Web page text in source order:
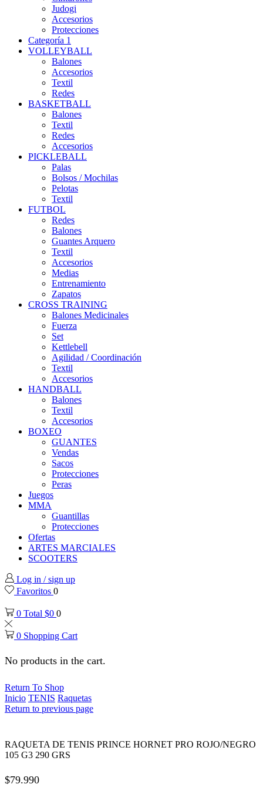
Judogi
Accesorios
Protecciones
Categoría 1
VOLLEYBALL
Balones
Accesorios
Textil
Redes
BASKETBALL
Balones
Textil
Redes
Accesorios
PICKLEBALL
Palas
Bolsos / Mochilas
Pelotas
Textil
FUTBOL
Redes
Balones
Guantes Arquero
Textil
Accesorios
Medias
Entrenamiento
Zapatos
CROSS TRAINING
Balones Medicinales
Fuerza
Set
Kettlebell
Agilidad / Coordinación
Textil
Accesorios
HANDBALL
Balones
Textil
Accesorios
BOXEO
GUANTES
Vendas
Sacos
Protecciones
Peras
Juegos
MMA
Guantillas
Protecciones
Ofertas
ARTES MARCIALES
SCOOTERS
Log in / sign up
Favoritos 0
0 Total $0 0
0 Shopping Cart
No products in the cart.
Return To Shop
Inicio TENIS Raquetas
Return to previous page
RAQUETA DE TENIS PRINCE HORNET PRO ROJO/NEGRO
105 G3 290 GRS
$79.990